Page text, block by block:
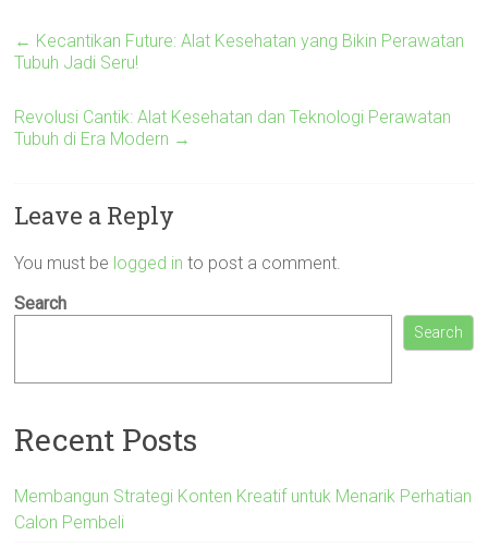
← Kecantikan Future: Alat Kesehatan yang Bikin Perawatan
Tubuh Jadi Seru!
Revolusi Cantik: Alat Kesehatan dan Teknologi Perawatan
Tubuh di Era Modern →
Leave a Reply
You must be logged in to post a comment.
Search
Search
Recent Posts
Membangun Strategi Konten Kreatif untuk Menarik Perhatian
Calon Pembeli